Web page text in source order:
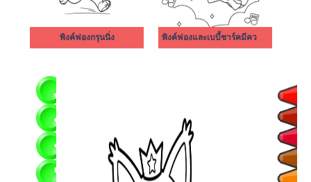
พิงค์ฟองกรุนนิ่ง พิงค์ฟองและเบบี้ชาร์คมีความสุข